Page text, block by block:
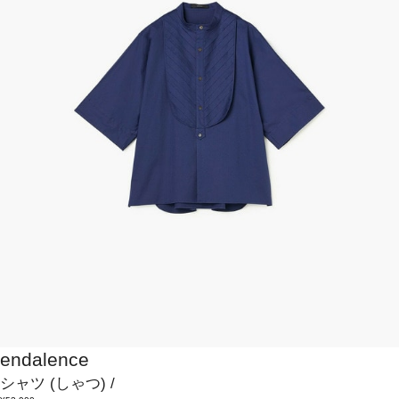
endalence
シャツ (しゃつ) /